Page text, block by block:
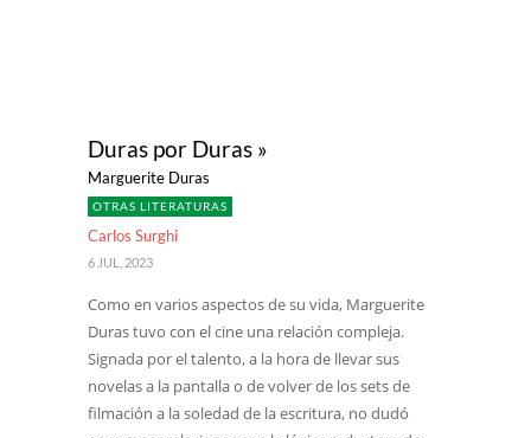
Duras por Duras »
Marguerite Duras
OTRAS LITERATURAS
Carlos Surghi
6 JUL, 2023
Como en varios aspectos de su vida, Marguerite
Duras tuvo con el cine una relación compleja.
Signada por el talento, a la hora de llevar sus
novelas a la pantalla o de volver de los sets de
filmación a la soledad de la escritura, no dudó